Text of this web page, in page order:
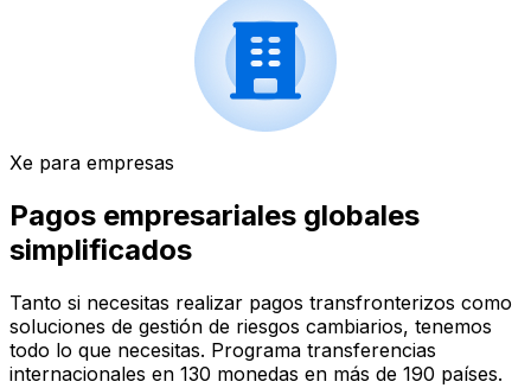
Xe para empresas
Pagos empresariales globales
simplificados
Tanto si necesitas realizar pagos transfronterizos como
soluciones de gestión de riesgos cambiarios, tenemos
todo lo que necesitas. Programa transferencias
internacionales en 130 monedas en más de 190 países.